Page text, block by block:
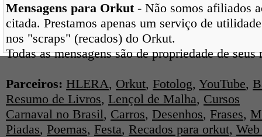
Mensagens para Orkut- Não somos afiliados
citada. Prestamos apenas um serviço de
nos "scraps" (recados) do Orkut.
Todas as mensagens são de propriedade de
Parceiros: HLERA, Orkut, Fotolog, YouTube,
Resumo de Livros, Lençol de Malha, Cursos
Carnaval no Brasil, Carros, Desenhos, Frases,
Piadas, Poemas, Festa, Recados para orkut,